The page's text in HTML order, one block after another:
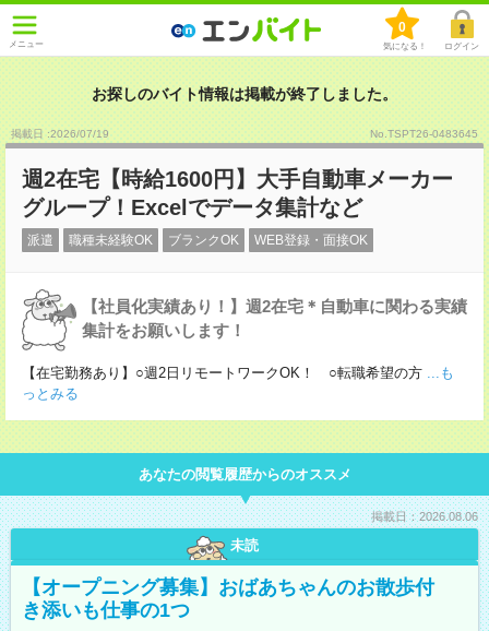
メニュー
0
気になる！ ログイン
お探しのバイト情報は掲載が終了しました。
掲載日 :2026/07/19 No.TSPT26-0483645
週2在宅【時給1600円】大手自動車メーカー
グループ！Excelでデータ集計など
派遣 職種未経験OK ブランクOK WEB登録・面接OK
【社員化実績あり！】週2在宅＊自動車に関わる実績
集計をお願いします！
【在宅勤務あり】○週2日リモートワークOK！ ○転職希望の方 ...も
っとみる
あなたの閲覧履歴からのオススメ
掲載日：2026.08.06
未読
【オープニング募集】おばあちゃんのお散歩付
き添いも仕事の1つ